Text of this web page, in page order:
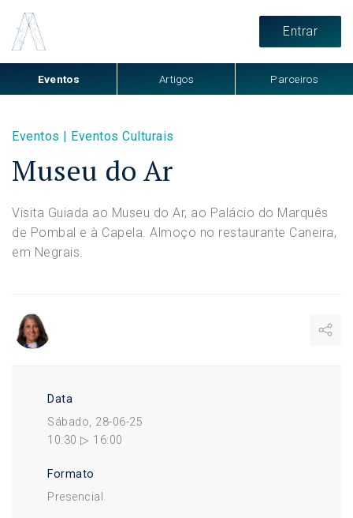
Entrar
Eventos Artigos Parceiros
Eventos | Eventos Culturais
Museu do Ar
Visita Guiada ao Museu do Ar, ao Palácio do Marquês
de Pombal e à Capela. Almoço no restaurante Caneira,
em Negrais.
Data
Sábado, 28-06-25
10:30 ▷ 16:00
Formato
Presencial